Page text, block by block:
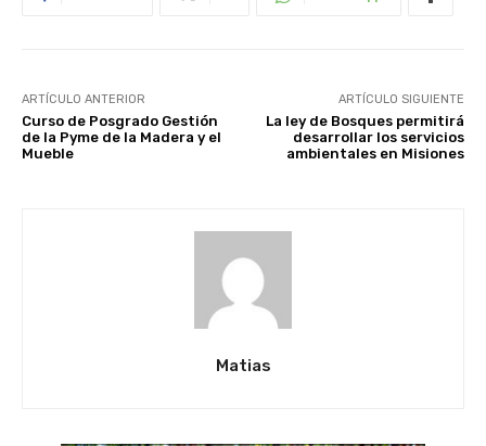
ARTÍCULO ANTERIOR
Curso de Posgrado Gestión
de la Pyme de la Madera y el
Mueble
ARTÍCULO SIGUIENTE
La ley de Bosques permitirá
desarrollar los servicios
ambientales en Misiones
Matias